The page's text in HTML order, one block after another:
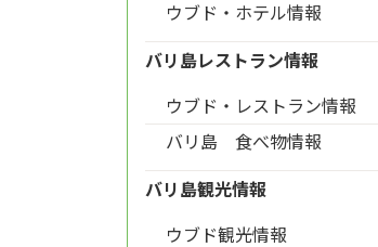
ウブド・ホテル情報
バリ島レストラン情報
ウブド・レストラン情報
バリ島 食べ物情報
バリ島観光情報
ウブド観光情報